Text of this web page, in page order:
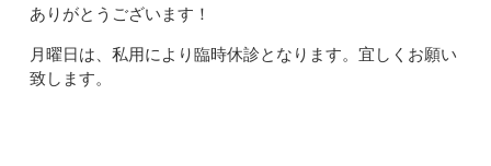
ありがとうございます！
月曜日は、私用により臨時休診となります。宜しくお願い
致します。